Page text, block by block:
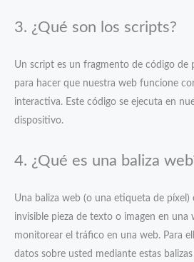
3. ¿Qué son los scripts?
Un script es un fragmento de código de
para hacer que nuestra web funcione
interactiva. Este código se ejecuta en
dispositivo.
4. ¿Qué es una baliza
Una baliza web (o una etiqueta de píxel)
invisible pieza de texto o imagen en una
monitorear el tráfico en una web. Para
datos sobre usted mediante estas